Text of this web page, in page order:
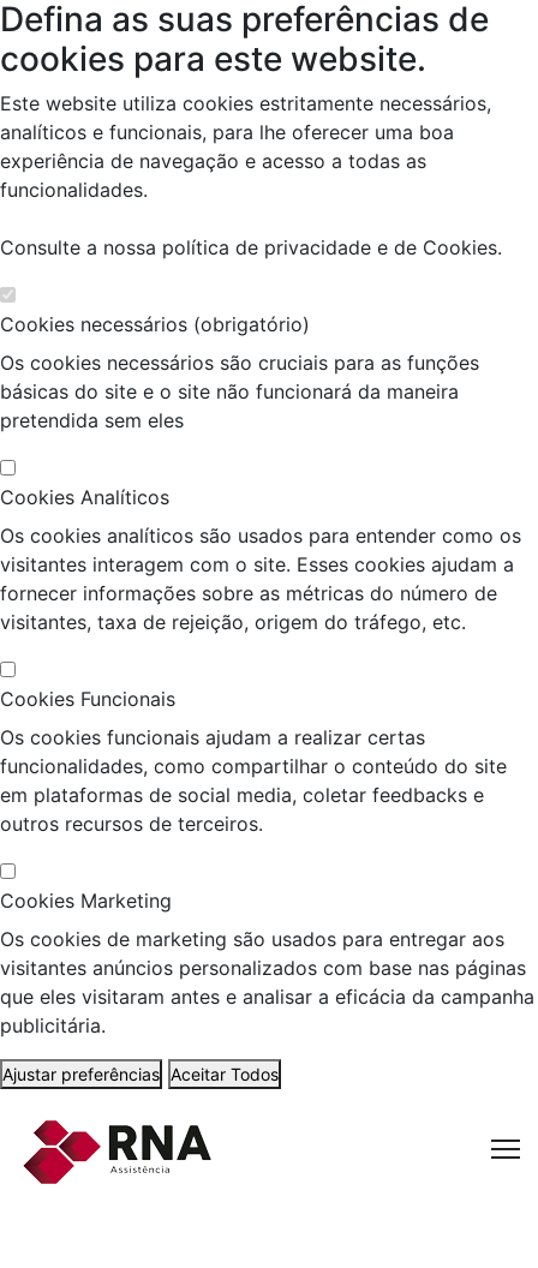
Defina as suas preferências de
cookies para este website.
Este website utiliza cookies estritamente necessários,
analíticos e funcionais, para lhe oferecer uma boa
experiência de navegação e acesso a todas as
funcionalidades.
Consulte a nossa política de privacidade e de Cookies.
Cookies necessários (obrigatório)
Os cookies necessários são cruciais para as funções
básicas do site e o site não funcionará da maneira
pretendida sem eles
Cookies Analíticos
Os cookies analíticos são usados para entender como os
visitantes interagem com o site. Esses cookies ajudam a
fornecer informações sobre as métricas do número de
visitantes, taxa de rejeição, origem do tráfego, etc.
Cookies Funcionais
Os cookies funcionais ajudam a realizar certas
funcionalidades, como compartilhar o conteúdo do site
em plataformas de social media, coletar feedbacks e
outros recursos de terceiros.
Cookies Marketing
Os cookies de marketing são usados para entregar aos
visitantes anúncios personalizados com base nas páginas
que eles visitaram antes e analisar a eficácia da campanha
publicitária.
Ajustar preferências Aceitar Todos